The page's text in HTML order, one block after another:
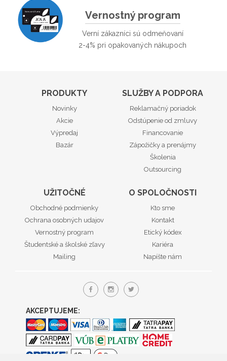
Vernostný program
Verní zákazníci sú odmeňovaní
2-4% pri opakovaných nákupoch
PRODUKTY
Novinky
Akcie
Výpredaj
Bazár
SLUŽBY A PODPORA
Reklamačný poriadok
Odstúpenie od zmluvy
Financovanie
Zápožičky a prenájmy
Školenia
Outsourcing
UŽITOČNÉ
Obchodné podmienky
Ochrana osobných udajov
Vernostný program
Študentské a školské zľavy
Mailing
O SPOLOČNOSTI
Kto sme
Kontakt
Etický kódex
Kariéra
Napíšte nám
AKCEPTUJEME: